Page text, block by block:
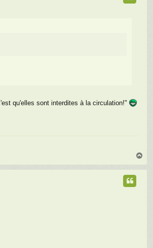
qu'elles sont interdites à la circulation!"